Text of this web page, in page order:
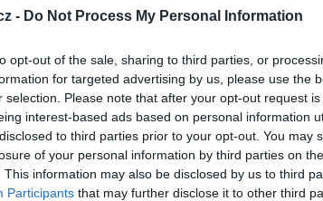
- Do Not Process My Personal Information
opt-out of the sale, sharing to third parties, or
for targeted advertising by us, please use the
selection. Please note that after your opt-out request
interest-based ads based on personal information
to third parties prior to your opt-out. You may
of your personal information by third parties on
This information may also be disclosed by us to third
Participants that may further disclose it to other third
2018 (graf: Prima)
hlavními partnery jsme se loni stali, se
českých filmů. Kromě komedie Po
Čertoviny s třemi sty dvaceti tisíci diváky.
zoufalé věci nebo další pohádka Když draka
akvizice FTV Prima.
filmů skupiny Prima (graf: Prima)